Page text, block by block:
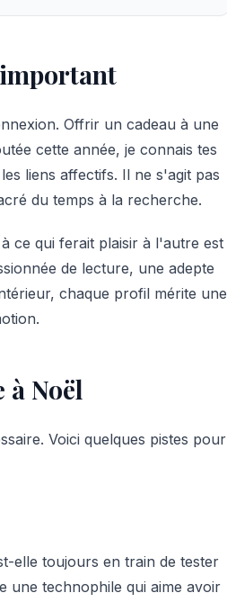
Offrir un cadeau à une
cette année, je connais tes
liens affectifs. Il ne s'agit pas
du temps à la recherche.
ce qui ferait plaisir à l'autre est
de lecture, une adepte
chaque profil mérite une
à Noël
Voici quelques pistes pour
elle toujours en train de tester
une technophile qui aime avoir